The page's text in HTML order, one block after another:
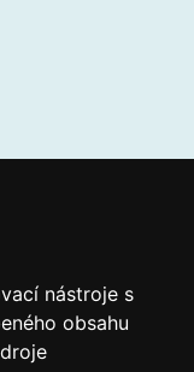
nástroje s
obsahu